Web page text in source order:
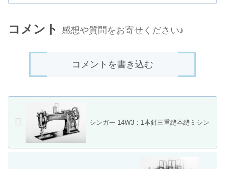
コメント 感想や質問をお寄せください♪
コメントを書き込む
シンガー 14W3：1本針三重縫本縫ミシン